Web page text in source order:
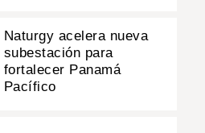
Naturgy acelera nueva
subestación para
fortalecer Panamá
Pacífico